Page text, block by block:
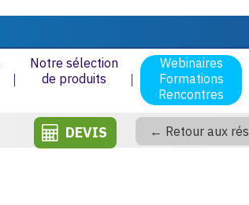
Notre sélection
de produits
Webinaires
Formations
Rencontres
DEVIS ← Retour aux